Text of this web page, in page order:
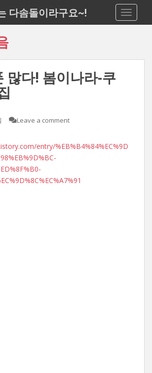
다솜돌이라구요~!
많다! 봄이나라-쿠
Leave a comment
entry/%EB%B4%84%EC%9D